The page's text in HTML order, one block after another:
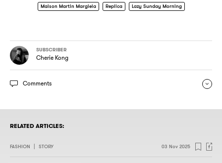
Maison Martin Margiela Replica Lazy Sunday Morning
SUBSCRIBER
Cherie Kong
Comments
RELATED ARTICLES:
FASHION | STORY 03 Nov 2025